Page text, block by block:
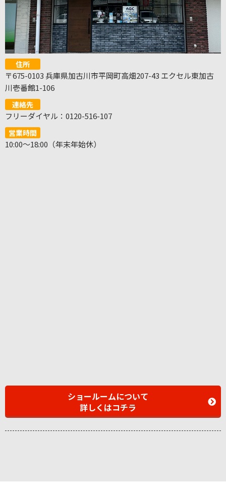
住所
〒675-0103 兵庫県加古川市平岡町高畑207-43 エクセル東加古
川壱番館1-106
連絡先
フリーダイヤル：0120-516-107
営業時間
10:00～18:00（年末年始休）
ショールームについて
詳しくはコチラ